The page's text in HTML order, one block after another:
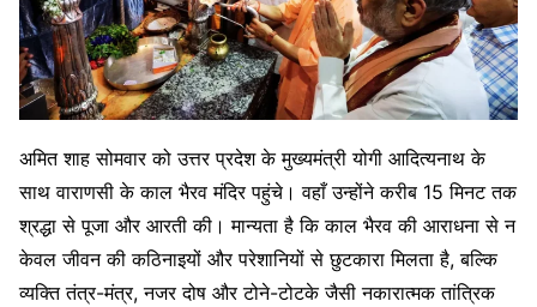
अमित शाह सोमवार को उत्तर प्रदेश के मुख्यमंत्री योगी आदित्यनाथ के
साथ वाराणसी के काल भैरव मंदिर पहुंचे। वहाँ उन्होंने करीब 15 मिनट तक
श्रद्धा से पूजा और आरती की। मान्यता है कि काल भैरव की आराधना से न
केवल जीवन की कठिनाइयों और परेशानियों से छुटकारा मिलता है, बल्कि
व्यक्ति तंत्र-मंत्र, नजर दोष और टोने-टोटके जैसी नकारात्मक तांत्रिक